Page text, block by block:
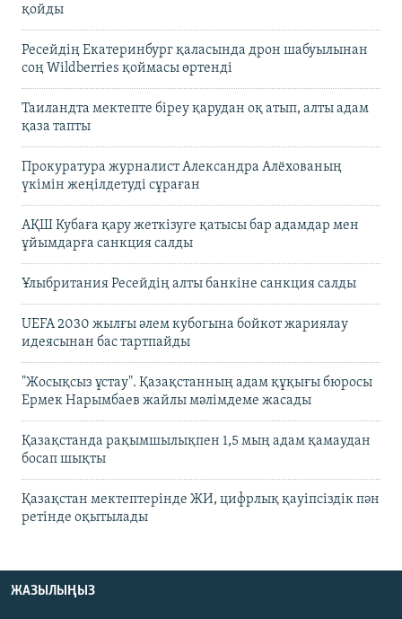
қойды
Ресейдің Екатеринбург қаласында дрон шабуылынан
соң Wildberries қоймасы өртенді
Таиландта мектепте біреу қарудан оқ атып, алты адам
қаза тапты
Прокуратура журналист Александра Алёхованың
үкімін жеңілдетуді сұраған
АҚШ Кубаға қару жеткізуге қатысы бар адамдар мен
ұйымдарға санкция салды
Ұлыбритания Ресейдің алты банкіне санкция салды
UEFA 2030 жылғы әлем кубогына бойкот жариялау
идеясынан бас тартпайды
"Жосықсыз ұстау". Қазақстанның адам құқығы бюросы
Ермек Нарымбаев жайлы мәлімдеме жасады
Қазақстанда рақымшылықпен 1,5 мың адам қамаудан
босап шықты
Қазақстан мектептерінде ЖИ, цифрлық қауіпсіздік пән
ретінде оқытылады
ЖАЗЫЛЫҢЫЗ